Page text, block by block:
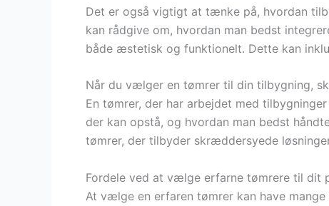
Det er også vigtigt at tænke på, hvordan
kan rådgive om, hvordan man bedst
både æstetisk og funktionelt. Dette kan
Når du vælger en tømrer til din tilbygning,
En tømrer, der har arbejdet med
der kan opstå, og hvordan man bedst
tømrer, der tilbyder skræddersyede
Fordele ved at vælge erfarne tømrere til dit
At vælge en erfaren tømrer kan have